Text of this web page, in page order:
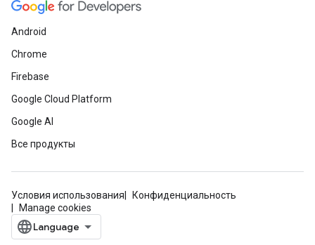
Android
Chrome
Firebase
Google Cloud Platform
Google AI
Все продукты
Условия использования
Конфиденциальность
Manage cookies